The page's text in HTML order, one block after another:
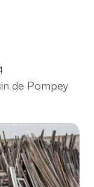
de Pompey